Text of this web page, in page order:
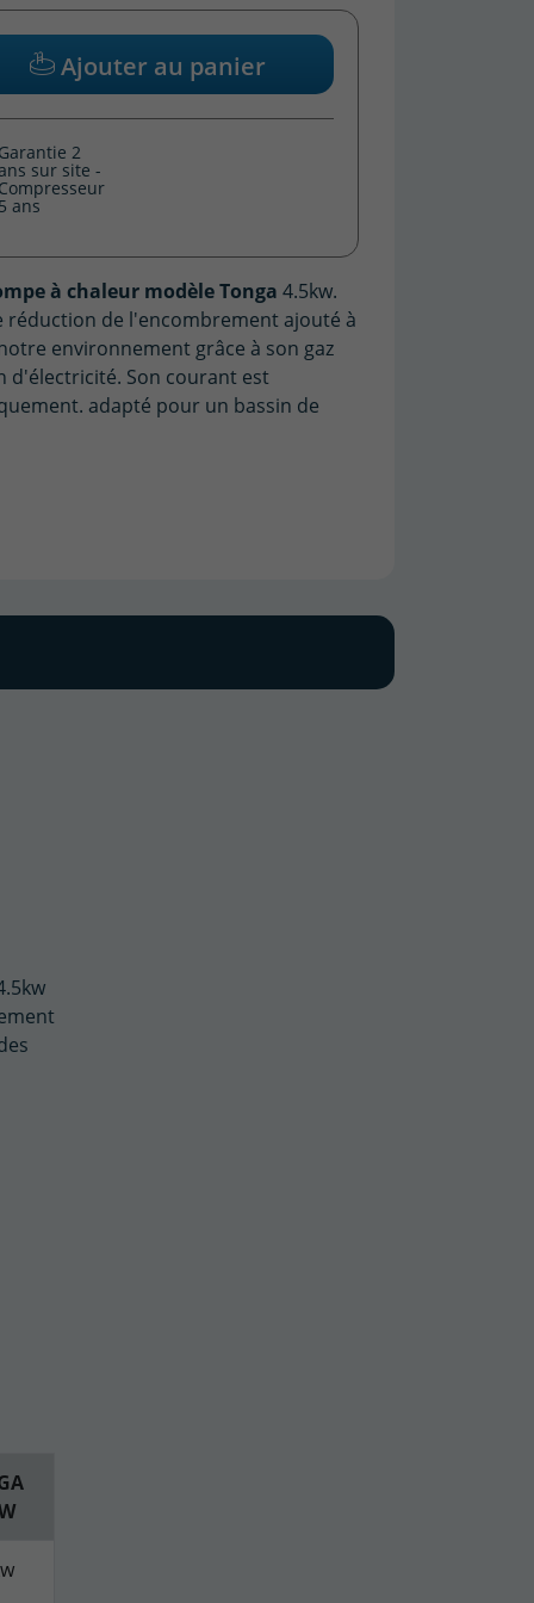
Ajouter au panier
Garantie 2
sur site -
Compresseur
5 ans
à chaleur modèle Tonga 4.5kw.
réduction de l'encombrement ajouté à
environnement grâce à son gaz
d'électricité. Son courant est
adapté pour un bassin de